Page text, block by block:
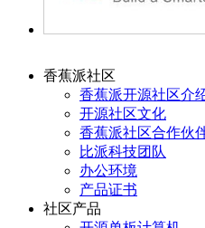
香蕉派社区
香蕉派开源社区介
开源社区文化
香蕉派社区合作伙
比派科技团队
办公环境
产品证书
社区产品